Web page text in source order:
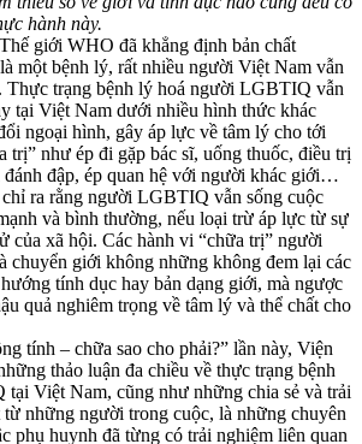
hành này.
giới WHO đã khẳng định bản chất
một bệnh lý, rất nhiều người Việt Nam vẫn
Thực trạng bệnh lý hoá người LGBTIQ vẫn
tại Việt Nam dưới nhiều hình thức khác
ngoại hình, gây áp lực về tâm lý cho tới
trị” như ép đi gặp bác sĩ, uống thuốc, điều trị
đánh đập, ép quan hệ với người khác giới…
ra rằng người LGBTIQ vẫn sống cuộc
và bình thường, nếu loại trừ áp lực từ sự
của xã hội. Các hành vi “chữa trị” người
chuyển giới không những không đem lại các
tính dục hay bản dạng giới, mà ngược
quả nghiêm trọng về tâm lý và thể chất cho
tính – chữa sao cho phải?” lần này, Viện
thảo luận đa chiều về thực trạng bệnh
Việt Nam, cũng như những chia sẻ và trải
từ những người trong cuộc, là những chuyên
phụ huynh đã từng có trải nghiệm liên quan